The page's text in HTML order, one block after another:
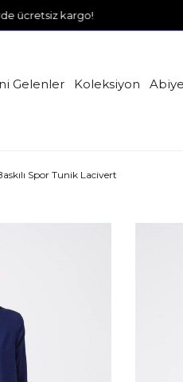
Gelenler Koleksiyon Abiye
Spor Tunik Lacivert